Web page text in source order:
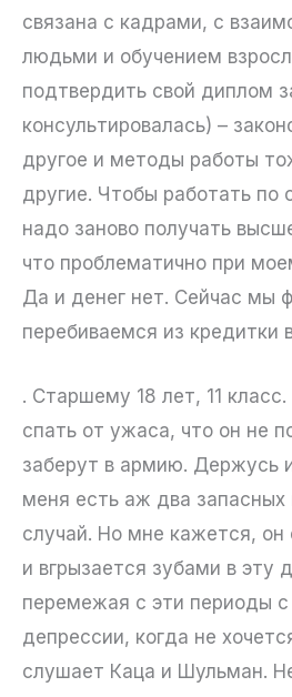
связана с кадрами, с
людьми и обучением
подтвердить свой диплом
консультировалась) –
другое и методы работы
другие. Чтобы работать по
надо заново получать
что проблематично при
Да и денег нет. Сейчас мы
перебиваемся из кредитки
. Старшему 18 лет, 11
спать от ужаса, что он не
заберут в армию. Держусь
меня есть аж два запасных
случай. Но мне кажется,
и вгрызается зубами в эту
перемежая с эти периоды
депрессии, когда не
слушает Каца и Шульман.